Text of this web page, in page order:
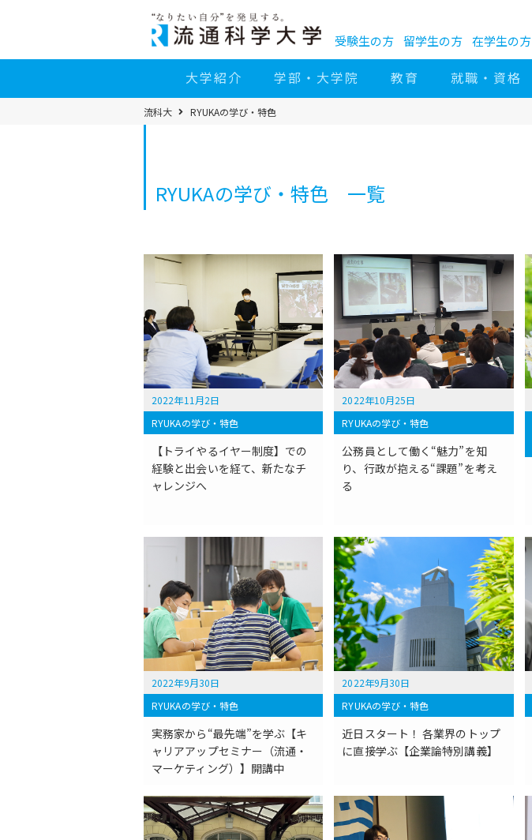
へ
受験生の方 留学生の方 在学生の方
大学紹介 学部・大学院 教育 就職・資格
パ
ン
流科大 RYUKAの学び・特色
RYUKAの学び・特色 一覧
2022年11月2日
RYUKAの学び・特色
【トライやるイヤー制度】での
経験と出会いを経て、新たなチ
ャレンジへ
2022年10月25日
RYUKAの学び・特色
公務員として働く“魅力”を知
り、行政が抱える“課題”を考え
る
2022年9月30日
RYUKAの学び・特色
実務家から“最先端”を学ぶ【キ
ャリアアップセミナー（流通・
マーケティング）】開講中
2022年9月30日
RYUKAの学び・特色
近日スタート！ 各業界のトップ
に直接学ぶ【企業論特別講義】